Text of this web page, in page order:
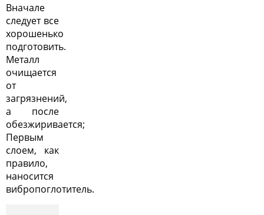
Вначале
следует все
хорошенько
подготовить.
Металл
очищается
от
загрязнений,
а после
обезжиривается;
Первым
слоем, как
правило,
наносится
вибропоглотитель.